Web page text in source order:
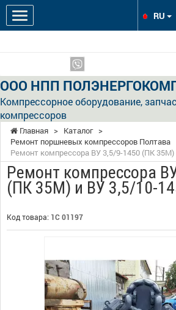
ООО НПП
Компрессорное оборудование,
компрессоров
RU
Главная > Каталог >
Ремонт поршневых компрессоров Полтава
Ремонт компрессора ВУ 3,5/9-1450 (ПК 35М)
Ремонт компрессора
(ПК 35М) и ВУ 3,5/10-
Код товара: 1С 01197